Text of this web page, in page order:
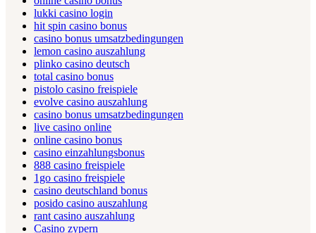
lukki casino login
hit spin casino bonus
casino bonus umsatzbedingungen
lemon casino auszahlung
plinko casino deutsch
total casino bonus
pistolo casino freispiele
evolve casino auszahlung
casino bonus umsatzbedingungen
live casino online
online casino bonus
casino einzahlungsbonus
888 casino freispiele
1go casino freispiele
casino deutschland bonus
posido casino auszahlung
rant casino auszahlung
Casino zypern